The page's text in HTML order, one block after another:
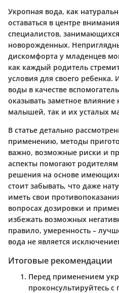
Укропная вода, как
оставаться в центре
специалистов,
новорожденных.
дискомфорта у младенцев
как каждый родитель
условия для своего ребенка.
воды в качестве
оказывать заметное влияние
малышей, так и их усталых
В статье детально
применению, методы
важно, возможные риски и
аспекты помогают
решения на основе
стоит забывать, что даже
иметь свои
вопросах дозировки и
избежать возможных
правило, умеренность –
вода не является
Итоговые рекомендации
Перед применением
проконсультируйтесь с